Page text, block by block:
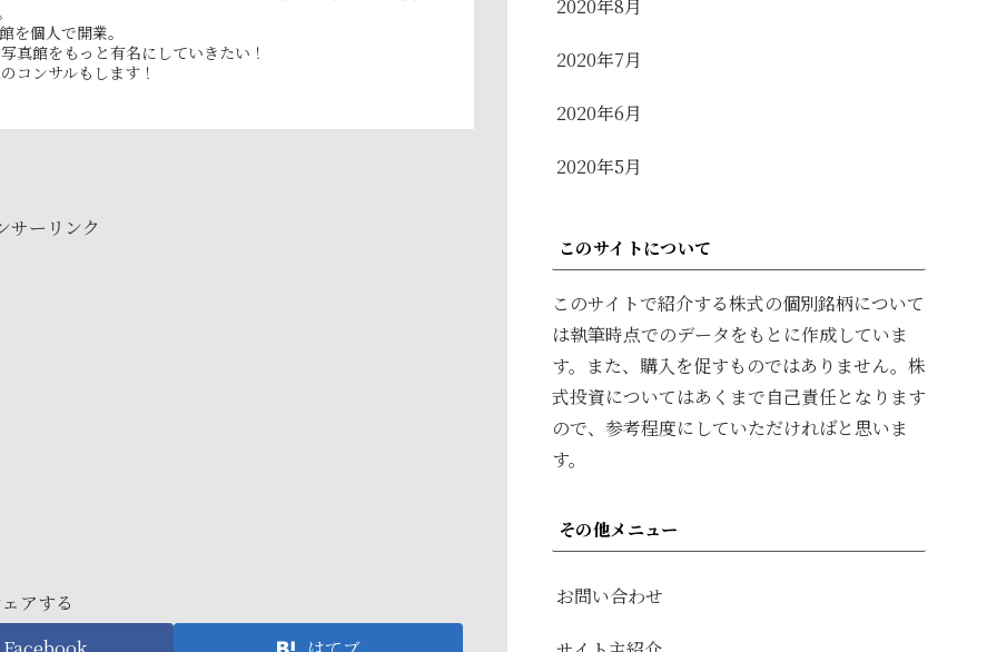
を個人で開業。
真館をもっと有名にしていきたい！
コンサルもします！
サーリンク
アする
2020年8月
2020年7月
2020年6月
2020年5月
このサイトについて
このサイトで紹介する株式の個別銘柄について
は執筆時点でのデータをもとに作成していま
す。また、購入を促すものではありません。株
式投資についてはあくまで自己責任となります
ので、参考程度にしていただければと思いま
す。
その他メニュー
お問い合わせ